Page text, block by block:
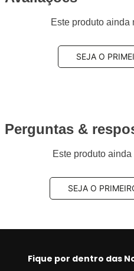
Este produto ainda
SEJA O
Perguntas &
Este produto
SEJA O
Fique por dentro das